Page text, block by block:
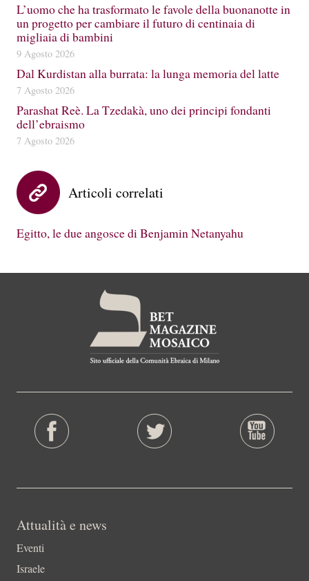
L’uomo che ha trasformato le favole della buonanotte in
un progetto per cambiare il futuro di centinaia di
migliaia di bambini
9 Agosto 2026
Dal Kurdistan alla burrata: la lunga memoria del latte
7 Agosto 2026
Parashat Reè. La Tzedakà, uno dei principi fondanti
dell’ebraismo
7 Agosto 2026
Articoli correlati
Egitto, le due angosce di Benjamin Netanyahu
Attualità e news
Eventi
Israele